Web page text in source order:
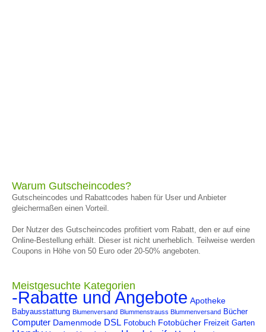
Warum Gutscheincodes?
Gutscheincodes und Rabattcodes haben für User und Anbieter
gleichermaßen einen Vorteil.
Der Nutzer des Gutscheincodes profitiert vom Rabatt, den er auf eine
Online-Bestellung erhält. Dieser ist nicht unerheblich. Teilweise werden
Coupons in Höhe von 50 Euro oder 20-50% angeboten.
Meistgesuchte Kategorien
-Rabatte und Angebote Apotheke
Babyausstattung Blumenversand Blummenstrauss Blummenversand Bücher
Computer Damenmode DSL Fotobuch Fotobücher Freizeit Garten